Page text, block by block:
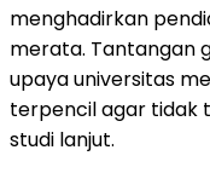
menghadirkan
merata. Tantangan
upaya universitas
terpencil agar tidak
studi lanjut.